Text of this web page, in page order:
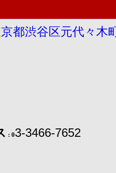
都渋谷区元代々木
: 03-3466-7652